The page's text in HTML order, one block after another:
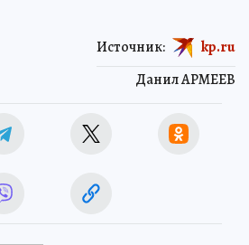
Данил АРМЕЕВ
Источник: kp.ru